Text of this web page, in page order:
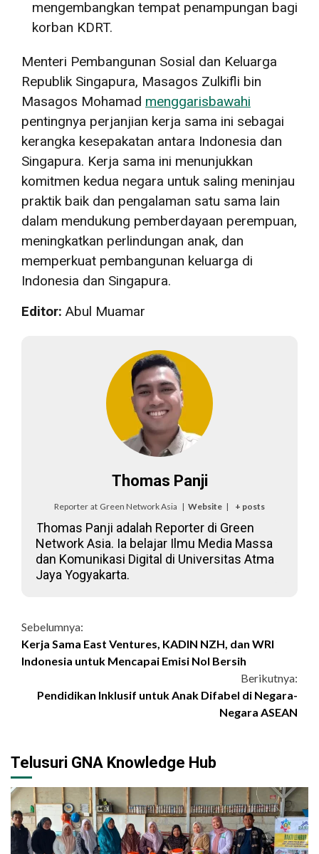
mengembangkan tempat penampungan bagi
korban KDRT.
Menteri Pembangunan Sosial dan Keluarga
Republik Singapura, Masagos Zulkifli bin
Masagos Mohamad menggarisbawahi
pentingnya perjanjian kerja sama ini sebagai
kerangka kesepakatan antara Indonesia dan
Singapura. Kerja sama ini menunjukkan
komitmen kedua negara untuk saling meninjau
praktik baik dan pengalaman satu sama lain
dalam mendukung pemberdayaan perempuan,
meningkatkan perlindungan anak, dan
memperkuat pembangunan keluarga di
Indonesia dan Singapura.
Editor: Abul Muamar
Thomas Panji
Reporter at Green Network Asia | Website | + posts
Thomas Panji adalah Reporter di Green
Network Asia. Ia belajar Ilmu Media Massa
dan Komunikasi Digital di Universitas Atma
Jaya Yogyakarta.
Continue
Reading
Sebelumnya:
Kerja Sama East Ventures, KADIN NZH, dan WRI
Indonesia untuk Mencapai Emisi Nol Bersih
Berikutnya:
Pendidikan Inklusif untuk Anak Difabel di Negara-
Negara ASEAN
Telusuri GNA Knowledge Hub